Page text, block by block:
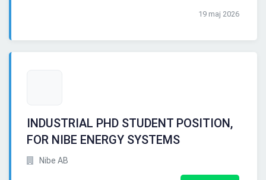
19 maj 2026
INDUSTRIAL PHD STUDENT POSITION,
FOR NIBE ENERGY SYSTEMS
Nibe AB